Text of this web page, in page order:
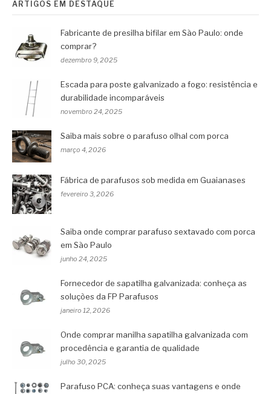
ARTIGOS EM DESTAQUE
Fabricante de presilha bifilar em São Paulo: onde
comprar?
dezembro 9, 2025
Escada para poste galvanizado a fogo: resistência e
durabilidade incomparáveis
novembro 24, 2025
Saiba mais sobre o parafuso olhal com porca
março 4, 2026
Fábrica de parafusos sob medida em Guaianases
fevereiro 3, 2026
Saiba onde comprar parafuso sextavado com porca
em São Paulo
junho 24, 2025
Fornecedor de sapatilha galvanizada: conheça as
soluções da FP Parafusos
janeiro 12, 2026
Onde comprar manilha sapatilha galvanizada com
procedência e garantia de qualidade
julho 30, 2025
Parafuso PCA: conheça suas vantagens e onde